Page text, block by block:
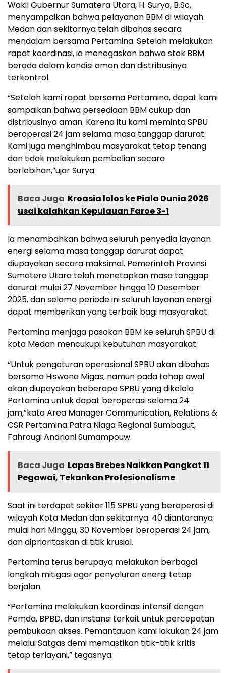
Wakil Gubernur Sumatera Utara, H. Surya, B.Sc,
menyampaikan bahwa pelayanan BBM di wilayah
Medan dan sekitarnya telah dibahas secara
mendalam bersama Pertamina. Setelah melakukan
rapat koordinasi, ia menegaskan bahwa stok BBM
berada dalam kondisi aman dan distribusinya
terkontrol.
“Setelah kami rapat bersama Pertamina, dapat kami
sampaikan bahwa persediaan BBM cukup dan
distribusinya aman. Karena itu kami meminta SPBU
beroperasi 24 jam selama masa tanggap darurat.
Kami juga menghimbau masyarakat tetap tenang
dan tidak melakukan pembelian secara
berlebihan,”ujar Surya.
Baca Juga Kroasia lolos ke Piala Dunia 2026
usai kalahkan Kepulauan Faroe 3-1
Ia menambahkan bahwa seluruh penyedia layanan
energi selama masa tanggap darurat dapat
diupayakan secara maksimal. Pemerintah Provinsi
Sumatera Utara telah menetapkan masa tanggap
darurat mulai 27 November hingga 10 Desember
2025, dan selama periode ini seluruh layanan energi
dapat memberikan yang terbaik bagi masyarakat.
Pertamina menjaga pasokan BBM ke seluruh SPBU di
kota Medan mencukupi kebutuhan masyarakat.
“Untuk pengaturan operasional SPBU akan dibahas
bersama Hiswana Migas, namun pada tahap awal
akan diupayakan beberapa SPBU yang dikelola
Pertamina untuk dapat beroperasi selama 24
jam,”kata Area Manager Communication, Relations &
CSR Pertamina Patra Niaga Regional Sumbagut,
Fahrougi Andriani Sumampouw.
Baca Juga Lapas Brebes Naikkan Pangkat 11
Pegawai, Tekankan Profesionalisme
Saat ini terdapat sekitar 115 SPBU yang beroperasi di
wilayah Kota Medan dan sekitarnya. 40 diantaranya
mulai hari Minggu, 30 November beroperasi 24 jam,
dan diprioritaskan di titik krusial.
Pertamina terus berupaya melakukan berbagai
langkah mitigasi agar penyaluran energi tetap
berjalan.
“Pertamina melakukan koordinasi intensif dengan
Pemda, BPBD, dan instansi terkait untuk percepatan
pembukaan akses. Pemantauan kami lakukan 24 jam
melalui Satgas demi memastikan titik-titik kritis
tetap terlayani,” tegasnya.